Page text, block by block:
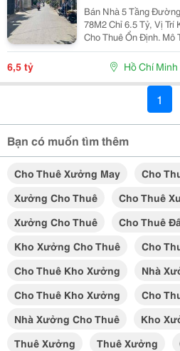
Bán Nhà 5 Tầng
78M2 Chỉ 6.5 Tỷ, Vị Trí
Cho Thuê Ổn Định. Mô
Gia Đình An Cư Lâu
Sinh Lời Trong Nay
6,5 tỷ Hồ Chí Minh
1
Bạn có muốn tìm thêm
Cho Thuê Xưởng May
Cho
Xưởng Cho Thuê
Cho Thuê
Xưởng Cho Thuê
Cho Thuê
Kho Xưởng Cho Thuê
Cho
Cho Thuê Kho Xưởng
Nhà
Cho Thuê Kho Xưởng
Cho
Nhà Xưởng Cho Thuê
Kho
Thuê Xưởng
Thuê Xưởng